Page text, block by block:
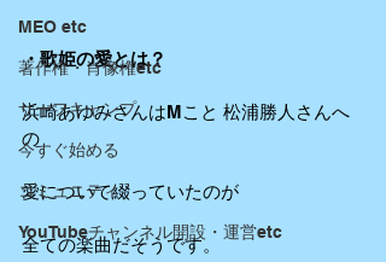
MEO etc
著作権・肖像権etc
サーフキャンプ
今すぐ始める
コミュニティ
YouTubeチャンネル開設・運営etc
・歌姫の愛とは？
浜崎あゆみさんはMこと 松浦勝人さんへ
の
愛について綴っていたのが
全ての楽曲だそうです。